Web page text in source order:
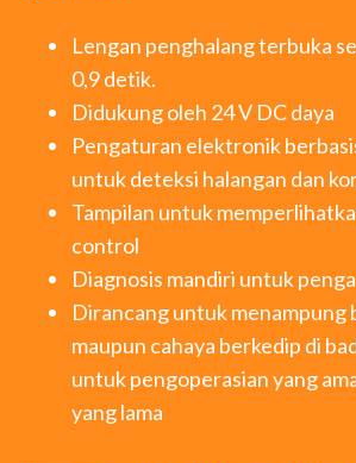
Lengan penghalang terbuka
0,9 detik.
Didukung oleh 24 V DC daya
Pengaturan elektronik
untuk deteksi halangan dan
Tampilan untuk
control
Diagnosis mandiri untuk
Dirancang untuk menampung
maupun cahaya berkedip di
untuk pengoperasian yang
yang lama